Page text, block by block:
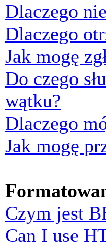
Dlaczego
Dlaczego
Jak mogę
Do czego
wątku?
Dlaczego
Jak mogę
Czym jest
Can I use